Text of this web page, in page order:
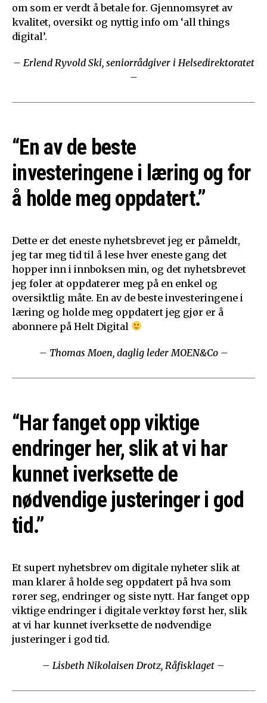
om som er verdt å betale for. Gjennomsyret av
kvalitet, oversikt og nyttig info om ‘all things
digital’.
– Erlend Ryvold Ski, seniorrådgiver i Helsedirektoratet
–
“En av de beste
investeringene i læring og for
å holde meg oppdatert.”
Dette er det eneste nyhetsbrevet jeg er påmeldt,
jeg tar meg tid til å lese hver eneste gang det
hopper inn i innboksen min, og det nyhetsbrevet
jeg føler at oppdaterer meg på en enkel og
oversiktlig måte. En av de beste investeringene i
læring og holde meg oppdatert jeg gjør er å
abonnere på Helt Digital
– Thomas Moen, daglig leder MOEN&Co –
“Har fanget opp viktige
endringer her, slik at vi har
kunnet iverksette de
nødvendige justeringer i god
tid.”
Et supert nyhetsbrev om digitale nyheter slik at
man klarer å holde seg oppdatert på hva som
rører seg, endringer og siste nytt. Har fanget opp
viktige endringer i digitale verktøy først her, slik
at vi har kunnet iverksette de nødvendige
justeringer i god tid.
– Lisbeth Nikolaisen Drotz, Råfisklaget –